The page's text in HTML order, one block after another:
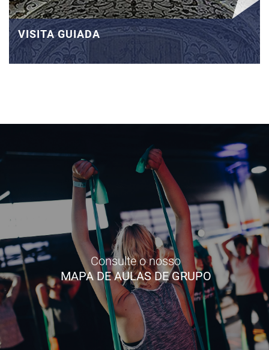
VISITA GUIADA
Consulte o nosso
MAPA DE AULAS DE GRUPO